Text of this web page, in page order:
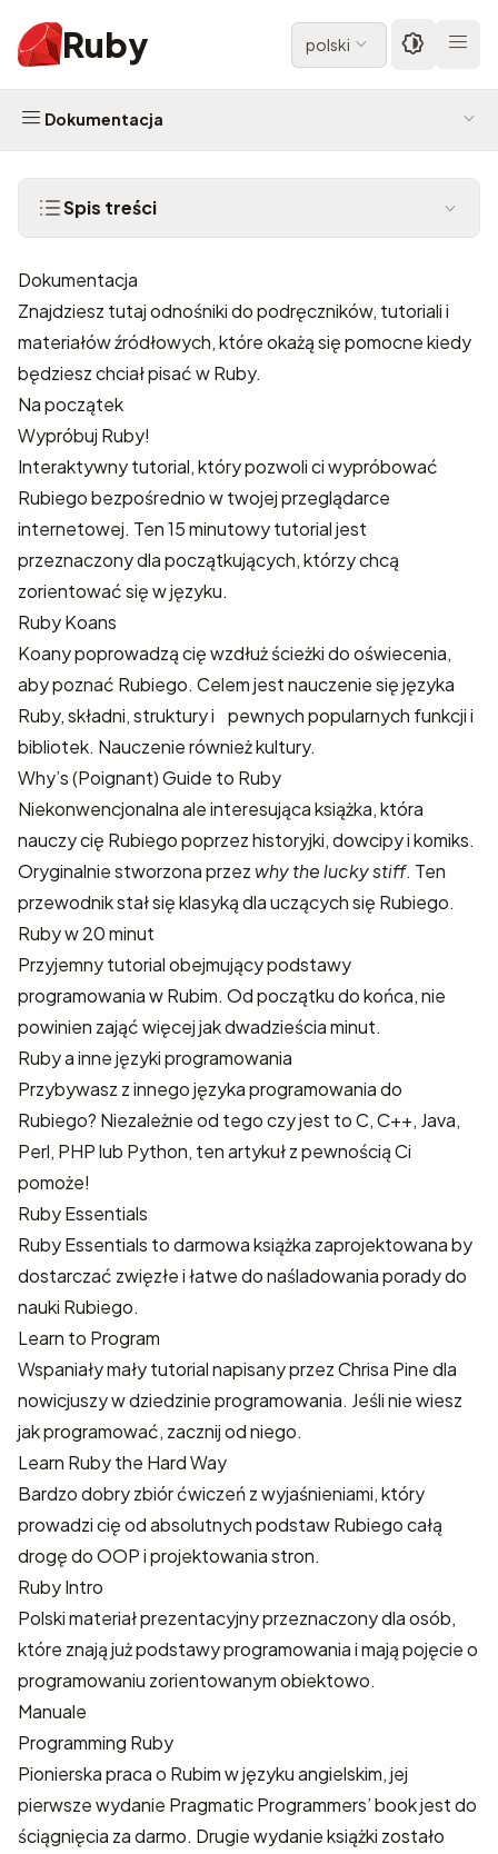
Ruby polski
Dokumentacja
Spis treści
Dokumentacja
Znajdziesz tutaj odnośniki do podręczników, tutoriali i
materiałów źródłowych, które okażą się pomocne kiedy
będziesz chciał pisać w Ruby.
Na początek
Wypróbuj Ruby!
Interaktywny tutorial, który pozwoli ci wypróbować
Rubiego bezpośrednio w twojej przeglądarce
internetowej. Ten 15 minutowy tutorial jest
przeznaczony dla początkujących, którzy chcą
zorientować się w języku.
Ruby Koans
Koany poprowadzą cię wzdłuż ścieżki do oświecenia,
aby poznać Rubiego. Celem jest nauczenie się języka
Ruby, składni, struktury i pewnych popularnych funkcji i
bibliotek. Nauczenie również kultury.
Why’s (Poignant) Guide to Ruby
Niekonwencjonalna ale interesująca książka, która
nauczy cię Rubiego poprzez historyjki, dowcipy i komiks.
Oryginalnie stworzona przezwhy the lucky stiff. Ten
przewodnik stał się klasyką dla uczących się Rubiego.
Ruby w 20 minut
Przyjemny tutorial obejmujący podstawy
programowania w Rubim. Od początku do końca, nie
powinien zająć więcej jak dwadzieścia minut.
Ruby a inne języki programowania
Przybywasz z innego języka programowania do
Rubiego? Niezależnie od tego czy jest to C, C++, Java,
Perl, PHP lub Python, ten artykuł z pewnością Ci
pomoże!
Ruby Essentials
Ruby Essentials to darmowa książka zaprojektowana by
dostarczać zwięzłe i łatwe do naśladowania porady do
nauki Rubiego.
Learn to Program
Wspaniały mały tutorial napisany przez Chrisa Pine dla
nowicjuszy w dziedzinie programowania. Jeśli nie wiesz
jak programować, zacznij od niego.
Learn Ruby the Hard Way
Bardzo dobry zbiór ćwiczeń z wyjaśnieniami, który
prowadzi cię od absolutnych podstaw Rubiego całą
drogę do OOP i projektowania stron.
Ruby Intro
Polski materiał prezentacyjny przeznaczony dla osób,
które znają już podstawy programowania i mają pojęcie o
programowaniu zorientowanym obiektowo.
Manuale
Programming Ruby
Pionierska praca o Rubim w języku angielskim, jej
pierwsze wydanie Pragmatic Programmers’ bookjest do
ściągnięcia za darmo. Drugie wydanie książki zostało